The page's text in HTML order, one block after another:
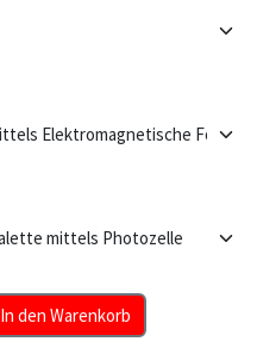
In den Warenkorb